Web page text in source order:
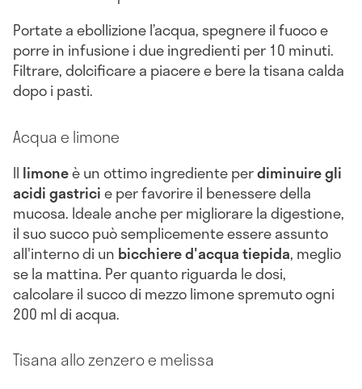
Portate a ebollizione l’acqua, spegnere il fuoco e
porre in infusione i due ingredienti per 10 minuti.
Filtrare, dolcificare a piacere e bere la tisana calda
dopo i pasti.
Acqua e limone
Il limoneè un ottimo ingrediente perdiminuire gli
acidi gastricie per favorire il benessere della
mucosa. Ideale anche per migliorare la digestione,
il suo succo può semplicemente essere assunto
all'interno di un bicchiere d'acqua tiepida, meglio
se la mattina. Per quanto riguarda le dosi,
calcolare il succo di mezzo limone spremuto ogni
200 ml di acqua.
Tisana allo zenzero e melissa